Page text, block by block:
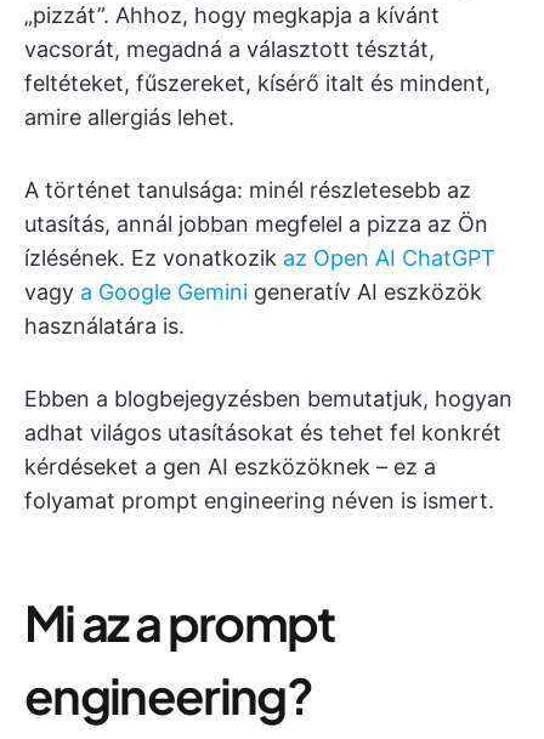
„pizzát”. Ahhoz, hogy megkapja a kívánt
vacsorát, megadná a választott tésztát,
feltéteket, fűszereket, kísérő italt és mindent,
amire allergiás lehet.
A történet tanulsága: minél részletesebb az
utasítás, annál jobban megfelel a pizza az Ön
ízlésének. Ez vonatkozik az Open AI ChatGPT
vagy a Google Gemini generatív AI eszközök
használatára is.
Ebben a blogbejegyzésben bemutatjuk, hogyan
adhat világos utasításokat és tehet fel konkrét
kérdéseket a gen AI eszközöknek – ez a
folyamat prompt engineering néven is ismert.
Mi az a prompt
engineering?